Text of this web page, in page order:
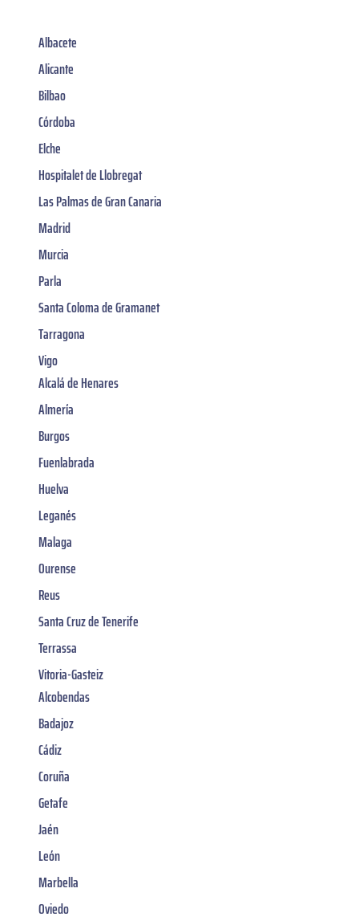
Albacete
Alicante
Bilbao
Córdoba
Elche
Hospitalet de Llobregat
Las Palmas de Gran Canaria
Madrid
Murcia
Parla
Santa Coloma de Gramanet
Tarragona
Vigo
Alcalá de Henares
Almería
Burgos
Fuenlabrada
Huelva
Leganés
Malaga
Ourense
Reus
Santa Cruz de Tenerife
Terrassa
Vitoria-Gasteiz
Alcobendas
Badajoz
Cádiz
Coruña
Getafe
Jaén
León
Marbella
Oviedo